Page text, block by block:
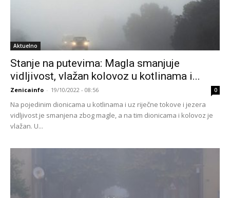
Aktuelno
Stanje na putevima: Magla smanjuje
vidljivost, vlažan kolovoz u kotlinama i...
Zenicainfo - 19/10/2022 - 08:56 0
Na pojedinim dionicama u kotlinama i uz riječne tokove i jezera
vidljivost je smanjena zbog magle, a na tim dionicama i kolovoz je
vlažan. U...